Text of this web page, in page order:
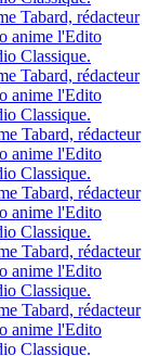
Tabard, rédacteur
anime l'Edito
Classique.
Tabard, rédacteur
anime l'Edito
Classique.
Tabard, rédacteur
anime l'Edito
Classique.
Tabard, rédacteur
anime l'Edito
Classique.
Tabard, rédacteur
anime l'Edito
Classique.
Tabard, rédacteur
anime l'Edito
Classique.